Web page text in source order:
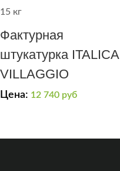
15 кг
Фактурная
штукатурка ITALICA
VILLAGGIO
Цена: 12 740 руб